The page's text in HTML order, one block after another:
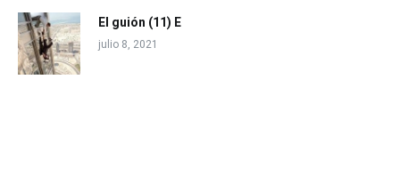
El guión (11) E
julio 8, 2021